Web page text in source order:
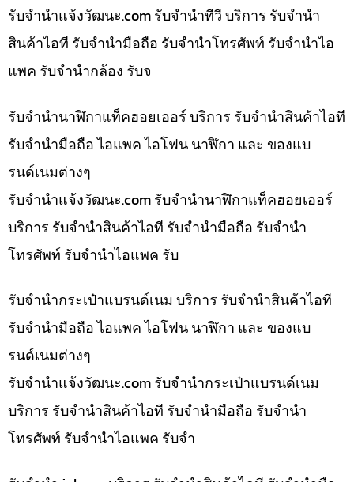
รับจํานําแจ้งวัฒนะ.com รับจำนำทีวี บริการ รับจำนำ
สินค้าไอที รับจำนำมือถือ รับจำนำโทรศัพท์ รับจำนำไอ
แพค รับจำนำกล้อง รับจ
รับจำนำนาฬิกาแท็คฮอยเออร์ บริการ รับจำนำสินค้าไอที
รับจำนำมือถือ ไอแพค ไอโฟน นาฬิกา และ ของแบ
รนด์เนมต่างๆ
รับจํานําแจ้งวัฒนะ.com รับจำนำนาฬิกาแท็คฮอยเออร์
บริการ รับจำนำสินค้าไอที รับจำนำมือถือ รับจำนำ
โทรศัพท์ รับจำนำไอแพค รับ
รับจำนำกระเป๋าแบรนด์เนม บริการ รับจำนำสินค้าไอที
รับจำนำมือถือ ไอแพค ไอโฟน นาฬิกา และ ของแบ
รนด์เนมต่างๆ
รับจํานําแจ้งวัฒนะ.com รับจำนำกระเป๋าแบรนด์เนม
บริการ รับจำนำสินค้าไอที รับจำนำมือถือ รับจำนำ
โทรศัพท์ รับจำนำไอแพค รับจำ